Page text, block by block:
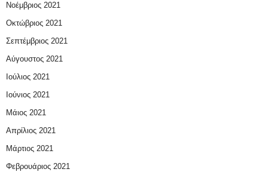
Νοέμβριος 2021
Οκτώβριος 2021
Σεπτέμβριος 2021
Αύγουστος 2021
Ιούλιος 2021
Ιούνιος 2021
Μάιος 2021
Απρίλιος 2021
Μάρτιος 2021
Φεβρουάριος 2021